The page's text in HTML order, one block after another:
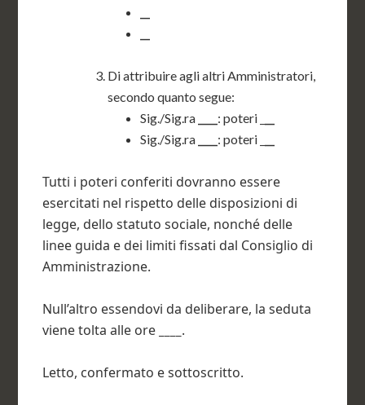
Di attribuire agli altri Amministratori,
secondo quanto segue:
Sig./Sig.ra
: poteri _
Sig./Sig.ra
: poteri _
Tutti i poteri conferiti dovranno essere
esercitati nel rispetto delle disposizioni di
legge, dello statuto sociale, nonché delle
linee guida e dei limiti fissati dal Consiglio di
Amministrazione.
Null’altro essendovi da deliberare, la seduta
viene tolta alle ore
.
Letto, confermato e sottoscritto.